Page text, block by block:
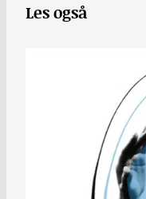
Les også